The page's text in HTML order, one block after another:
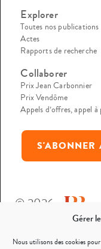
Gérer
Nous utilisons des cookies
Explorer
Toutes nos publications
Actes
Rapports de recherche
Collaborer
Prix Jean Carbonnier
Prix Vendôme
Appels d’offres, appel
S'ABONNER
© 2026